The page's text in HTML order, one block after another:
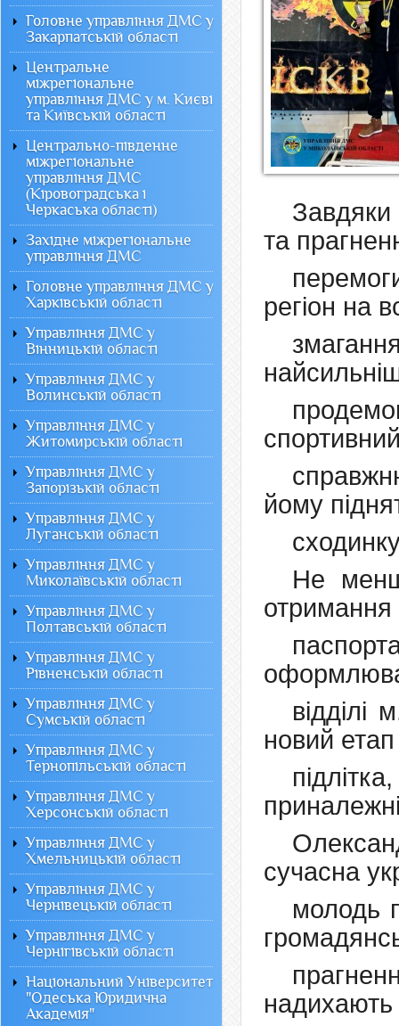
та
регіон на
йому
Не
новий
сучасна
молодь
надихають
Головне управління ДМС у
Закарпатській області
Центральне
міжрегіональне
управління ДМС у м. Києві
та Київській області
Центрально-південне
міжрегіональне
управління ДМС
(Кіровоградська і
Черкаська області)
Західне міжрегіональне
управління ДМС
Головне управління ДМС у
Харківській області
Управління ДМС у
Вінницькій області
Управління ДМС у
Волинській області
Управління ДМС у
Житомирській області
Управління ДМС у
Запорізькій області
Управління ДМС у
Луганській області
Управління ДМС у
Миколаївській області
Управління ДМС у
Полтавській області
Управління ДМС у
Рівненській області
Управління ДМС у
Сумській області
Управління ДМС у
Тернопільській області
Управління ДМС у
Херсонській області
Управління ДМС у
Хмельницькій області
Управління ДМС у
Чернівецькій області
Управління ДМС у
Чернігівській області
Національний Університет
"Одеська Юридична
Академія"